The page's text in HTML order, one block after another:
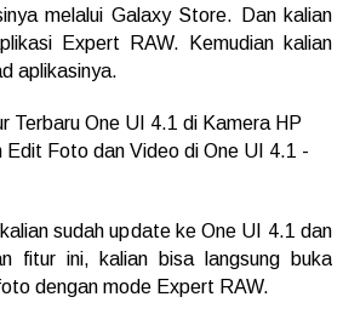
melalui Galaxy Store. Dan kalian
Expert RAW. Kemudian kalian
aplikasinya.
sudah update ke One UI 4.1 dan
fitur ini, kalian bisa langsung buka
dengan mode Expert RAW.